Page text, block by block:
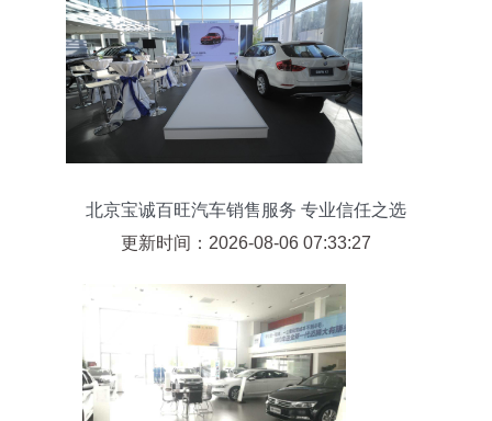
北京宝诚百旺汽车销售服务 专业信任之选
更新时间：2026-08-06 07:33:27